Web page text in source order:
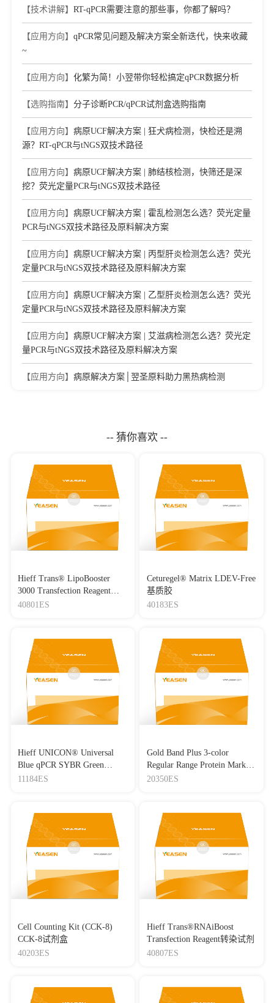
【技术讲解】 RT-qPCR需要注意的那些事，你都了解吗？
【应用方向】 qPCR常见问题及解决方案全新迭代，快来收藏
~
【应用方向】 化繁为简！小翌带你轻松搞定qPCR数据分析
【选购指南】 分子诊断PCR/qPCR试剂盒选购指南
【应用方向】 病原UCF解决方案 | 狂犬病检测，快检还是溯
源？RT-qPCR与tNGS双技术路径
【应用方向】 病原UCF解决方案 | 肺结核检测，快筛还是深
挖？荧光定量PCR与tNGS双技术路径
【应用方向】 病原UCF解决方案 | 霍乱检测怎么选？荧光定量
PCR与tNGS双技术路径及原料解决方案
【应用方向】 病原UCF解决方案 | 丙型肝炎检测怎么选？荧光
定量PCR与tNGS双技术路径及原料解决方案
【应用方向】 病原UCF解决方案 | 乙型肝炎检测怎么选？荧光
定量PCR与tNGS双技术路径及原料解决方案
【应用方向】 病原UCF解决方案 | 艾滋病检测怎么选？荧光定
量PCR与tNGS双技术路径及原料解决方案
【应用方向】 病原解决方案│翌圣原料助力黑热病检测
-- 猜你喜欢 --
Hieff Trans® LipoBooster
3000 Transfection Reagent
Lipo3000转染试剂
40801ES
Ceturegel® Matrix LDEV-Free
基质胶
40183ES
Hieff UNICON® Universal
Blue qPCR SYBR Green
Master Mix
11184ES
Gold Band Plus 3-color
Regular Range Protein Marker
(8-180 kDa) 三色预染蛋白质
20350ES
Cell Counting Kit (CCK-8)
CCK-8试剂盒
40203ES
Hieff Trans®RNAiBoost
Transfection Reagent转染试剂
40807ES